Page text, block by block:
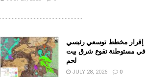
........................................................
إقرار مخطط توسعي رئيسي
في مستوطنة تقوع شرق بيت
لحم
JULY 28, 2026 0